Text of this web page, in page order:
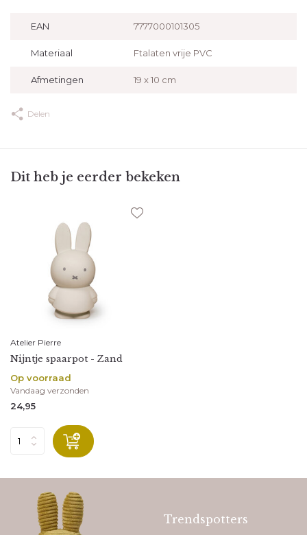
EAN 7777000101305
Materiaal Ftalaten vrije PVC
Afmetingen 19 x 10 cm
Delen
Dit heb je eerder bekeken
Atelier Pierre
Nijntje spaarpot - Zand
Op voorraad
Vandaag verzonden
24,95
Trendspotters